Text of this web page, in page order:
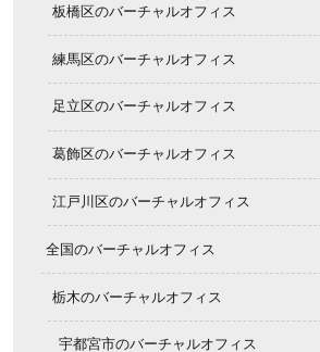
板橋区のバーチャルオフィス
練馬区のバーチャルオフィス
足立区のバーチャルオフィス
葛飾区のバーチャルオフィス
江戸川区のバーチャルオフィス
全国のバーチャルオフィス
栃木のバーチャルオフィス
宇都宮市のバーチャルオフィス